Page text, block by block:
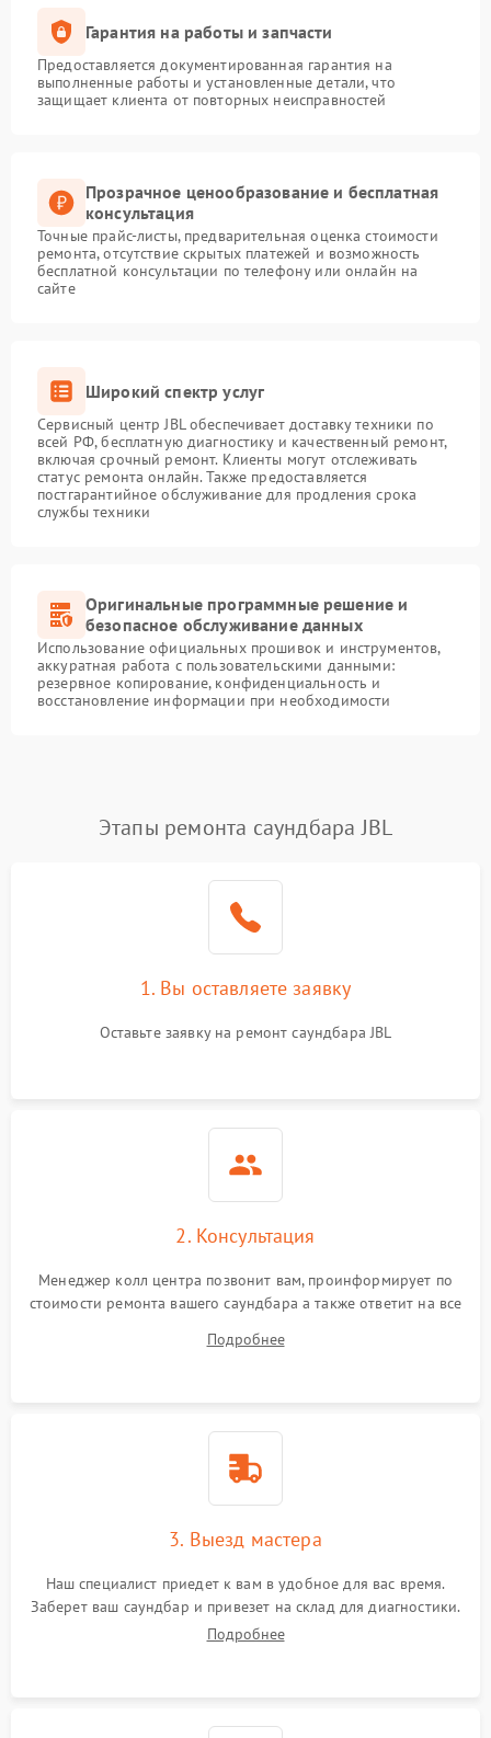
Гарантия на работы и запчасти
Предоставляется документированная гарантия на
выполненные работы и установленные детали, что
защищает клиента от повторных неисправностей
Прозрачное ценообразование и бесплатная
консультация
Точные прайс-листы, предварительная оценка стоимости
ремонта, отсутствие скрытых платежей и возможность
бесплатной консультации по телефону или онлайн на
сайте
Широкий спектр услуг
Сервисный центр JBL обеспечивает доставку техники по
всей РФ, бесплатную диагностику и качественный ремонт,
включая срочный ремонт. Клиенты могут отслеживать
статус ремонта онлайн. Также предоставляется
постгарантийное обслуживание для продления срока
службы техники
Оригинальные программные решение и
безопасное обслуживание данных
Использование официальных прошивок и инструментов,
аккуратная работа с пользовательскими данными:
резервное копирование, конфиденциальность и
восстановление информации при необходимости
Этапы ремонта саундбара JBL
1. Вы оставляете заявку
Оставьте заявку на ремонт саундбара JBL
2. Консультация
Менеджер колл центра позвонит вам, проинформирует по
стоимости ремонта вашего саундбара а также ответит на все
Подробнее
3. Выезд мастера
Наш специалист приедет к вам в удобное для вас время.
Заберет ваш саундбар и привезет на склад для диагностики.
Подробнее